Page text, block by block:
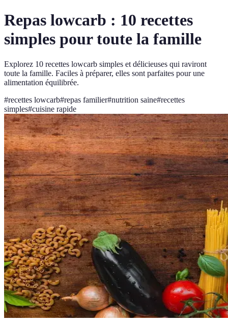
Repas lowcarb : 10 recettes
simples pour toute la famille
Explorez 10 recettes lowcarb simples et délicieuses qui raviront
toute la famille. Faciles à préparer, elles sont parfaites pour une
alimentation équilibrée.
#recettes lowcarb#repas familier#nutrition saine#recettes
simples#cuisine rapide